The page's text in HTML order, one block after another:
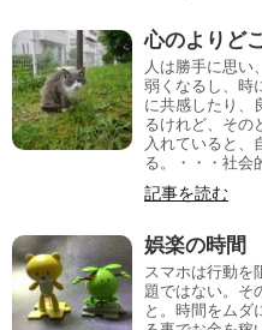
心のよりど
人は勝手に思い
弱くなるし、時
に共感したり、
るけれど、その
入れていると、
る。・・・社会
記事を読む
娯楽の時間
スマホは行動を
題ではない。そ
と。時間をムダ